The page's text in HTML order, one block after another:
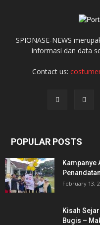
SPIONASE-NEWS
informasi dan data
Contact us:
POPULAR POSTS
Kampanye
February 13,
Kisah
Bugis –